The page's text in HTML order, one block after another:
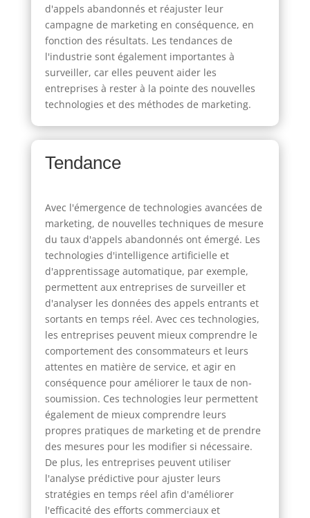
d'appels abandonnés et réajuster leur
campagne de marketing en conséquence, en
fonction des résultats. Les tendances de
l'industrie sont également importantes à
surveiller, car elles peuvent aider les
entreprises à rester à la pointe des nouvelles
technologies et des méthodes de marketing.
Tendance
Avec l'émergence de technologies avancées de
marketing, de nouvelles techniques de mesure
du taux d'appels abandonnés ont émergé. Les
technologies d'intelligence artificielle et
d'apprentissage automatique, par exemple,
permettent aux entreprises de surveiller et
d'analyser les données des appels entrants et
sortants en temps réel. Avec ces technologies,
les entreprises peuvent mieux comprendre le
comportement des consommateurs et leurs
attentes en matière de service, et agir en
conséquence pour améliorer le taux de non-
soumission. Ces technologies leur permettent
également de mieux comprendre leurs
propres pratiques de marketing et de prendre
des mesures pour les modifier si nécessaire.
De plus, les entreprises peuvent utiliser
l'analyse prédictive pour ajuster leurs
stratégies en temps réel afin d'améliorer
l'efficacité des efforts commerciaux et